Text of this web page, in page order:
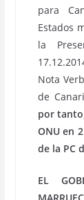
para
Estados
la
Nota
de
por
ONU en
de la PC
EL